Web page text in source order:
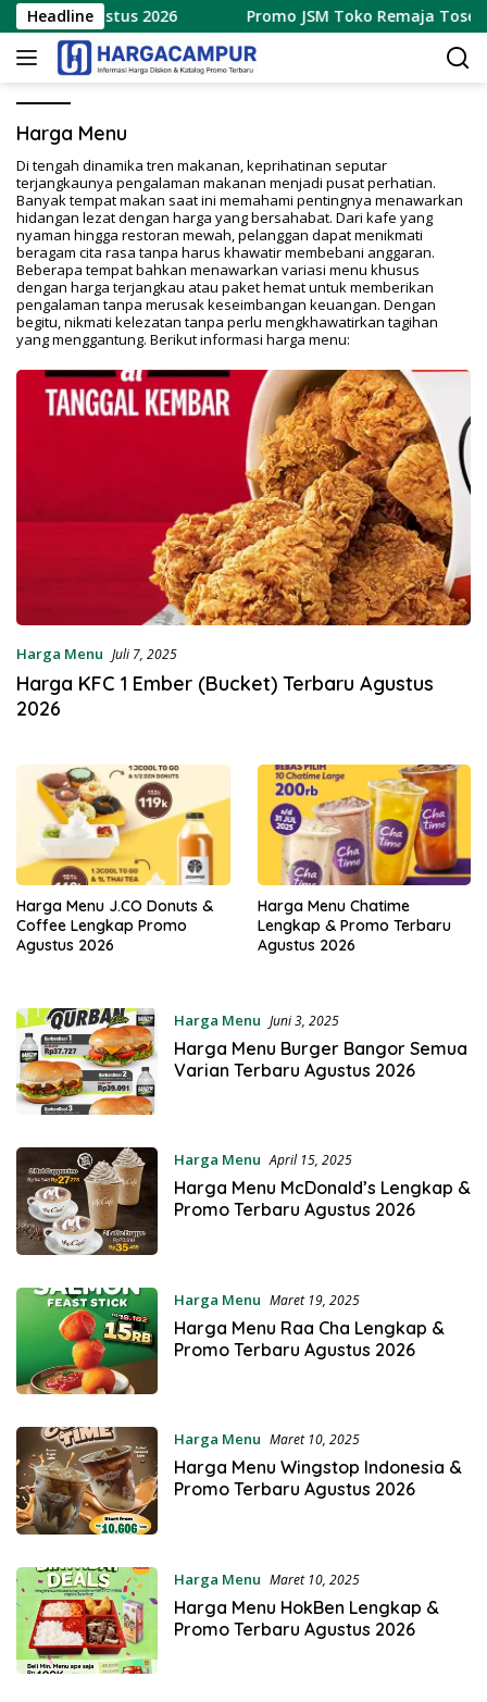
Langsung
ke
konten
Headline
– 9 Agustus 2026 Promo JSM Toko Remaja Toserba
Harga Menu
Di tengah dinamika tren makanan, keprihatinan seputar
terjangkaunya pengalaman makanan menjadi pusat perhatian.
Banyak tempat makan saat ini memahami pentingnya menawarkan
hidangan lezat dengan harga yang bersahabat. Dari kafe yang
nyaman hingga restoran mewah, pelanggan dapat menikmati
beragam cita rasa tanpa harus khawatir membebani anggaran.
Beberapa tempat bahkan menawarkan variasi menu khusus
dengan harga terjangkau atau paket hemat untuk memberikan
pengalaman tanpa merusak keseimbangan keuangan. Dengan
begitu, nikmati kelezatan tanpa perlu mengkhawatirkan tagihan
yang menggantung. Berikut informasi harga menu:
Harga Menu Juli 7, 2025
Harga KFC 1 Ember (Bucket) Terbaru Agustus
2026
Harga Menu J.CO Donuts &
Coffee Lengkap Promo
Agustus 2026
Harga Menu Chatime
Lengkap & Promo Terbaru
Agustus 2026
Harga Menu Juni 3, 2025
Harga Menu Burger Bangor Semua
Varian Terbaru Agustus 2026
Harga Menu April 15, 2025
Harga Menu McDonald’s Lengkap &
Promo Terbaru Agustus 2026
Harga Menu Maret 19, 2025
Harga Menu Raa Cha Lengkap &
Promo Terbaru Agustus 2026
Harga Menu Maret 10, 2025
Harga Menu Wingstop Indonesia &
Promo Terbaru Agustus 2026
Harga Menu Maret 10, 2025
Harga Menu HokBen Lengkap &
Promo Terbaru Agustus 2026